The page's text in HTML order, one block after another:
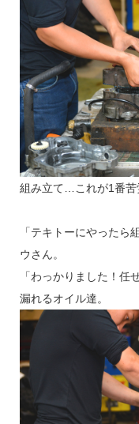
組み立て…これが1番苦
「テキトーにやったら
ウさん。
「わっかりました！任
漏れるオイル達。